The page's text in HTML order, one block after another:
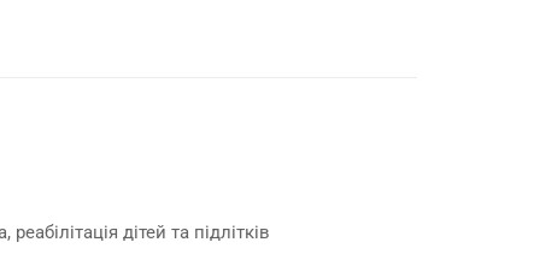
дітей та підлітків